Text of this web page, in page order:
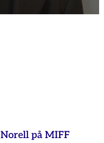
på MIFF